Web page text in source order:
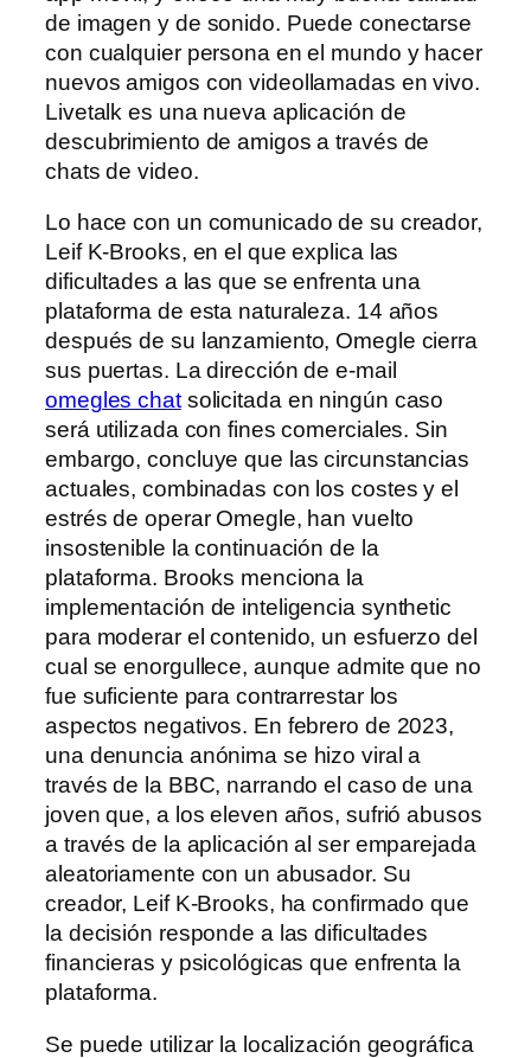
de imagen y de sonido. Puede conectarse
con cualquier persona en el mundo y hacer
nuevos amigos con videollamadas en vivo.
Livetalk es una nueva aplicación de
descubrimiento de amigos a través de
chats de video.
Lo hace con un comunicado de su creador,
Leif K-Brooks, en el que explica las
dificultades a las que se enfrenta una
plataforma de esta naturaleza. 14 años
después de su lanzamiento, Omegle cierra
sus puertas. La dirección de e-mail
omegles chatsolicitada en ningún caso
será utilizada con fines comerciales. Sin
embargo, concluye que las circunstancias
actuales, combinadas con los costes y el
estrés de operar Omegle, han vuelto
insostenible la continuación de la
plataforma. Brooks menciona la
implementación de inteligencia synthetic
para moderar el contenido, un esfuerzo del
cual se enorgullece, aunque admite que no
fue suficiente para contrarrestar los
aspectos negativos. En febrero de 2023,
una denuncia anónima se hizo viral a
través de la BBC, narrando el caso de una
joven que, a los eleven años, sufrió abusos
a través de la aplicación al ser emparejada
aleatoriamente con un abusador. Su
creador, Leif K-Brooks, ha confirmado que
la decisión responde a las dificultades
financieras y psicológicas que enfrenta la
plataforma.
Se puede utilizar la localización geográfica